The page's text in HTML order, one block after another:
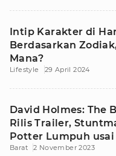
Intip Karakter di
Berdasarkan
Mana?
Lifestyle 29 April 2024
David Holmes: The
Rilis Trailer,
Potter Lumpuh usai
Syuting
Barat 2 November 2023